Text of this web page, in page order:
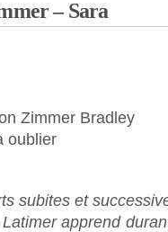
– Sara
Zimmer Bradley
oublier
subites et
apprend